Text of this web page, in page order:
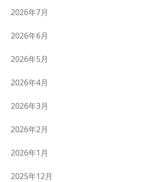
2026年7月
2026年6月
2026年5月
2026年4月
2026年3月
2026年2月
2026年1月
2025年12月